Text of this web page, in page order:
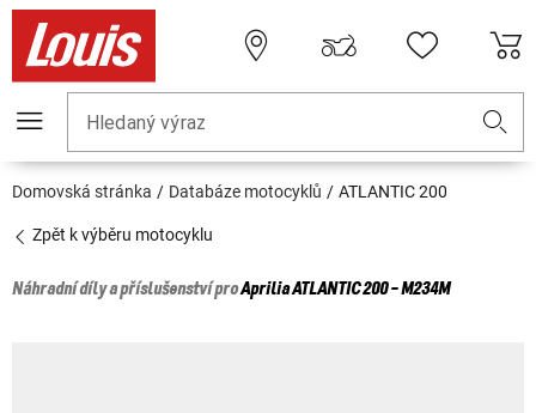
Hledaný výraz
Domovská stránka Databáze motocyklů ATLANTIC 200
Zpět k výběru motocyklu
Náhradní díly a příslušenství proApriliaATLANTIC 200 - M234M